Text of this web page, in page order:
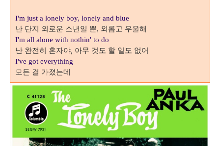
I'm just a lonely boy, lonely and blue
난 단지 외로운 소년일 뿐, 외롭고 우울해
I'm all alone with nothin' to do
난 완전히 혼자야, 아무 것도 할 일도 없어
I've got everything
모든 걸 가졌는데